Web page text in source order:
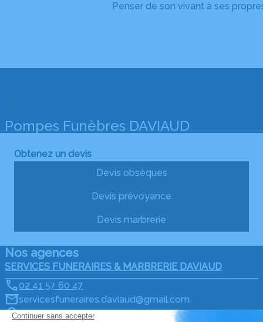
Penser de son vivant à ses
Pompes Funèbres DAVIAUD
Obtenez un devis
Devis obsèques
Devis prévoyance
Devis marbrerie
Nos agences
SERVICES FUNERAIRES & MARBRERIE DAVIAUD
02 41 57 60 47
servicesfuneraires.daviaud@gmail.com
34 Rue du Vieux Pont - 49290 - Chalonnes-sur-Loire